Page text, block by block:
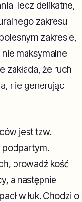
lecz delikatne,
zakresu
zakresie,
nie maksymalne
że ruch
nie generując
jest tzw.
podpartym.
prowadź kość
a następnie
w łuk. Chodzi o